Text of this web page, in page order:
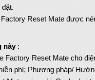
Reset Mate được
này :
Factory Reset Mate cho
phí; Phương pháp/